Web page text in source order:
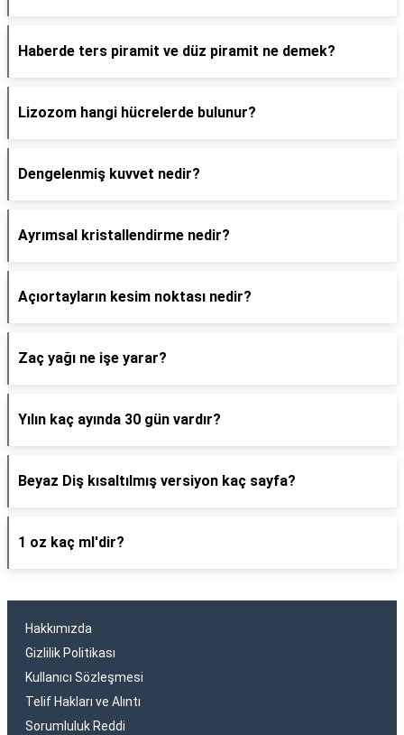
Haberde ters piramit ve düz piramit ne demek?
Lizozom hangi hücrelerde bulunur?
Dengelenmiş kuvvet nedir?
Ayrımsal kristallendirme nedir?
Açıortayların kesim noktası nedir?
Zaç yağı ne işe yarar?
Yılın kaç ayında 30 gün vardır?
Beyaz Diş kısaltılmış versiyon kaç sayfa?
1 oz kaç ml'dir?
Hakkımızda
Gizlilik Politikası
Kullanıcı Sözleşmesi
Telif Hakları ve Alıntı
Sorumluluk Reddi